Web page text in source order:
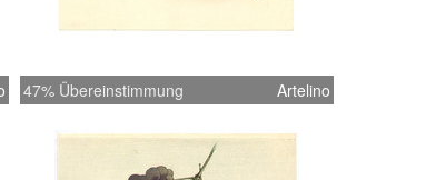
47% Übereinstimmung Artelino